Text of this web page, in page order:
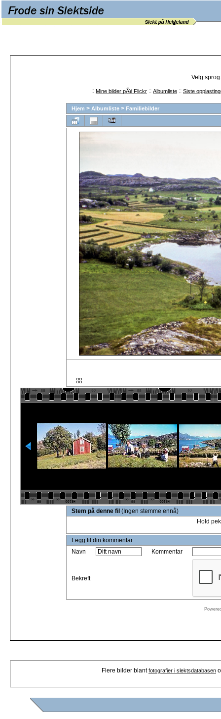
Velg
:: Mine bilder pÃ¥ Flickr :: Albumliste :: Siste
Hjem > Albumliste > Familiebilder
Stem på denne fil (Ingen stemme ennå)
Hold
Legg til din kommentar
Navn
Kommentar
Bekreft
Flere bilder blantfotografier i slektsdatabasen